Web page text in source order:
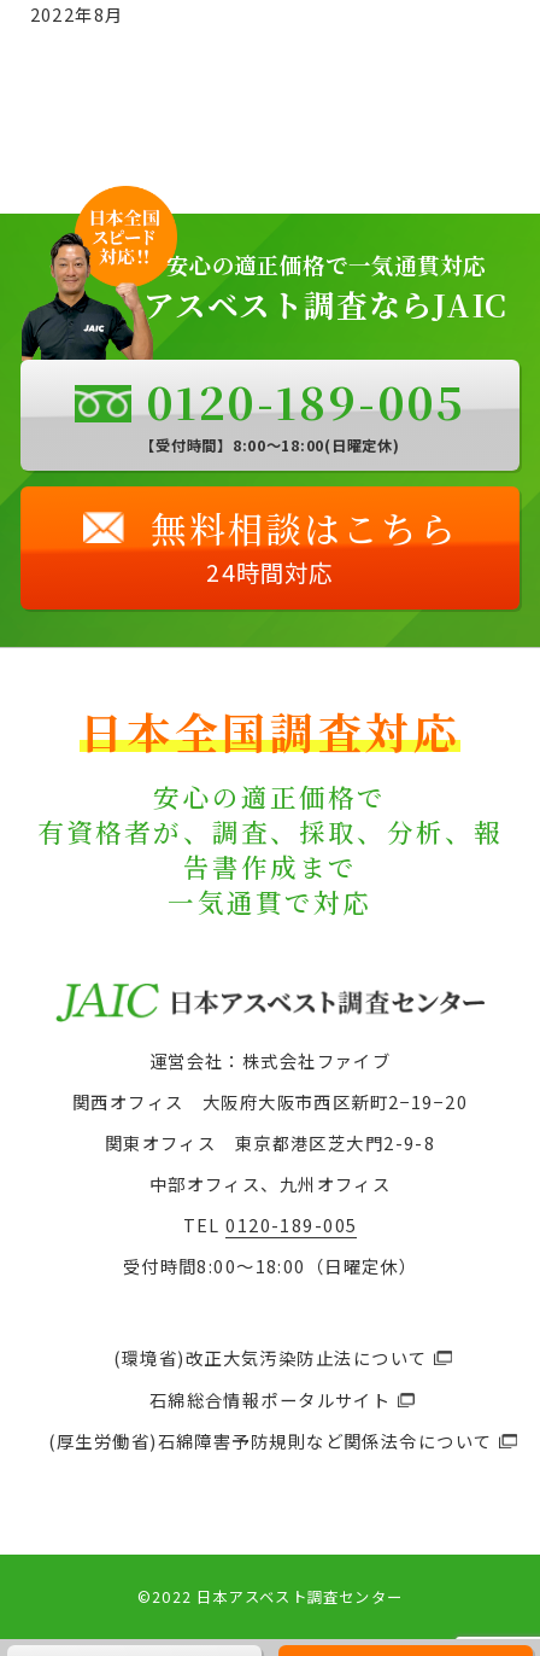
2022年8月
安心の適正価格で一気通貫対応
アスベスト調査ならJAIC
0120-189-005
【受付時間】8:00〜18:00(日曜定休)
無料相談はこちら
24時間対応
日本全国調査対応
安心の適正価格で
有資格者が、調査、採取、分析、報
告書作成まで
一気通貫で対応
運営会社：株式会社ファイブ
関西オフィス 大阪府大阪市西区新町2−19−20
関東オフィス 東京都港区芝大門2-9-8
中部オフィス、九州オフィス
TEL0120-189-005
受付時間8:00〜18:00（日曜定休）
(環境省)改正大気汚染防止法について
石綿総合情報ポータルサイト
(厚生労働省)石綿障害予防規則など関係法令について
©2022 日本アスベスト調査センター